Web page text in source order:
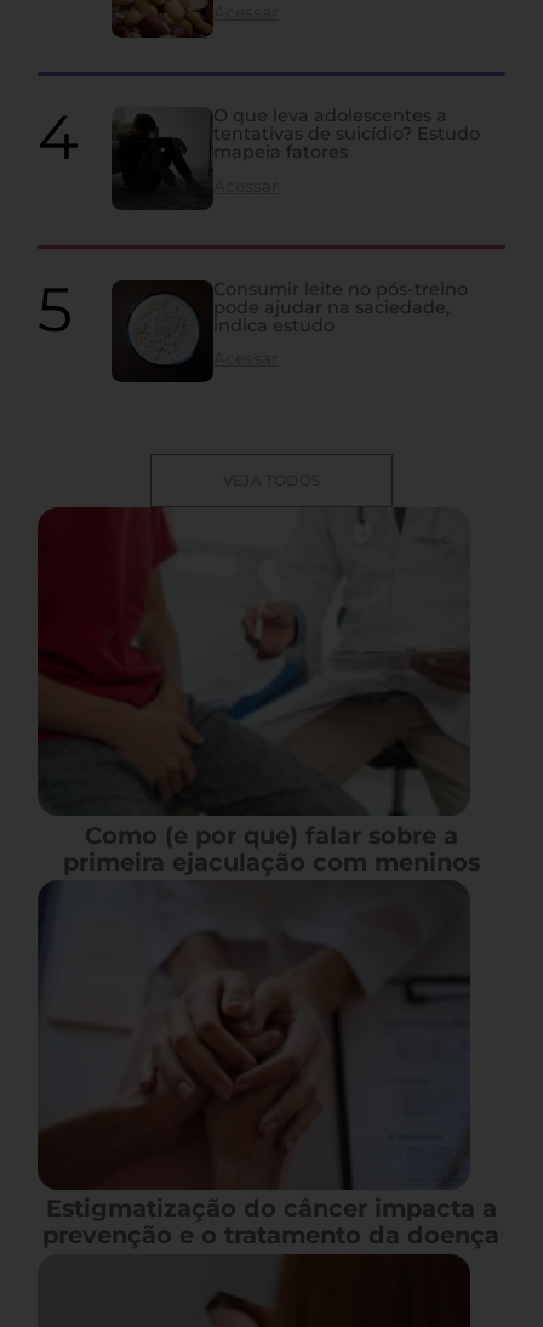
O que leva adolescentes a
tentativas de suicídio? Estudo
mapeia fatores
Consumir leite no pós-treino
pode ajudar na saciedade,
indica estudo
VEJA TODOS
Como (e por que) falar sobre a
primeira ejaculação com meninos
Estigmatização do câncer impacta a
prevenção e o tratamento da doença